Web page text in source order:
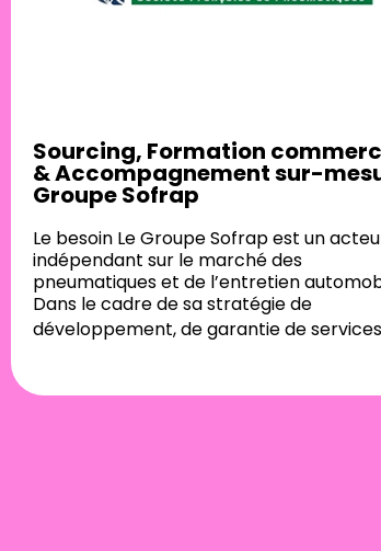
Sourcing, Formation
& Accompagnement sur-
Groupe Sofrap
Le besoin Le Groupe Sofrap est un
indépendant sur le marché des
pneumatiques et de l’entretien
Dans le cadre de sa stratégie de
développement, de garantie de services